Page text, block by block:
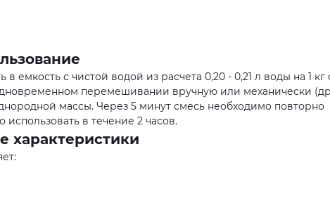
емкость с чистой водой из расчета 0,20 - 0,21 л воды на 1 кг
перемешивании вручную или механически
массы. Через 5 минут смесь необходимо повторно
в течение 2 часов.
характеристики